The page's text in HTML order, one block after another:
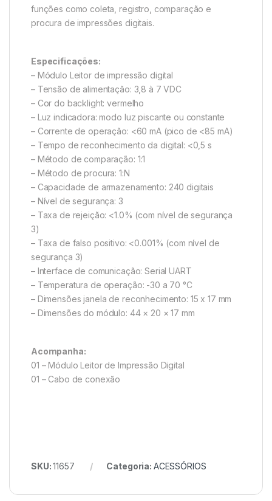
funções como coleta, registro, comparação e
procura de impressões digitais.
Especificações:
– Módulo Leitor de impressão digital
– Tensão de alimentação: 3,8 à 7 VDC
– Cor do backlight: vermelho
– Luz indicadora: modo luz piscante ou constante
– Corrente de operação: <60 mA (pico de <85 mA)
– Tempo de reconhecimento da digital: <0,5 s
– Método de comparação: 1:1
– Método de procura: 1:N
– Capacidade de armazenamento: 240 digitais
– Nível de segurança: 3
– Taxa de rejeição: <1.0% (com nível de segurança
3)
– Taxa de falso positivo: <0.001% (com nível de
segurança 3)
– Interface de comunicação: Serial UART
– Temperatura de operação: -30 a 70 °C
– Dimensões janela de reconhecimento: 15 x 17 mm
– Dimensões do módulo: 44 × 20 × 17 mm
Acompanha:
01 – Módulo Leitor de Impressão Digital
01 – Cabo de conexão
SKU:11657 Categoria: ACESSÓRIOS